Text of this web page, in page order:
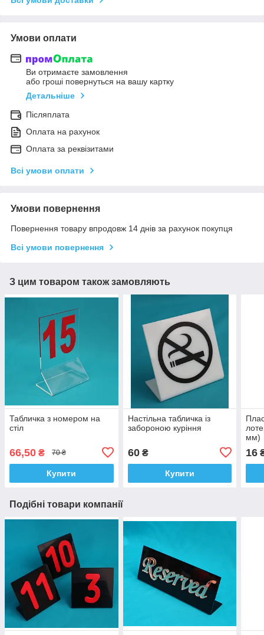
Умови оплати
Ви отримаєте замовлення
або гроші повернуться на вашу картку
Детальніше
Післяплата
Оплата на рахунок
Оплата за реквізитами
Всі умови оплати
Умови повернення
Повернення товару впродовж 14 днів за рахунок покупця
Всі умови повернення
З цим товаром також замовляють
Табличка з номером на
стіл
66,50 ₴ 70 ₴
Купити
Настільна табличка із
забороною куріння
60₴
Купити
мм)
16
Подібні товари компанії